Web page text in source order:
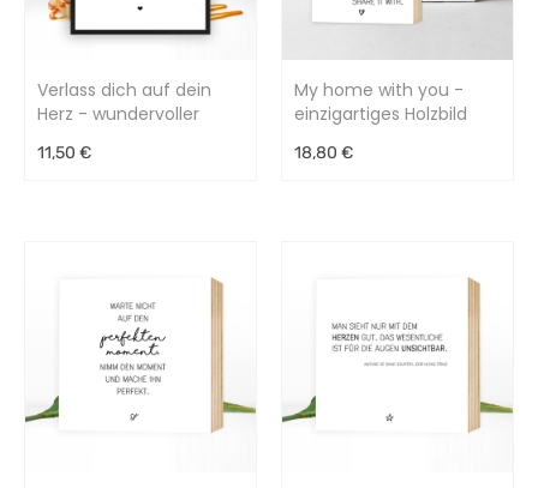
Verlass dich auf dein
Herz - wundervoller
11,50 €
My home with you -
einzigartiges Holzbild
18,80 €